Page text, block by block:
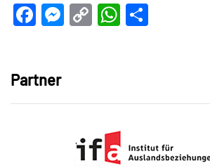
Facebook
Messenger
CopyWhatsApp
Partner